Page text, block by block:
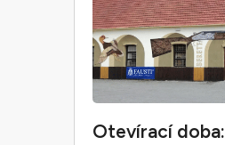
Otevírací doba: